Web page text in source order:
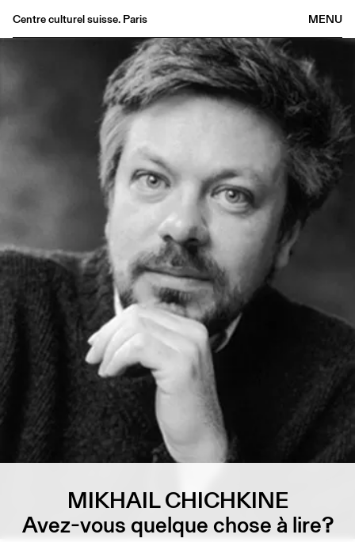
MENU
Centre culturel suisse. Paris
MIKHAIL CHICHKINE
Avez-vous quelque chose à lire?